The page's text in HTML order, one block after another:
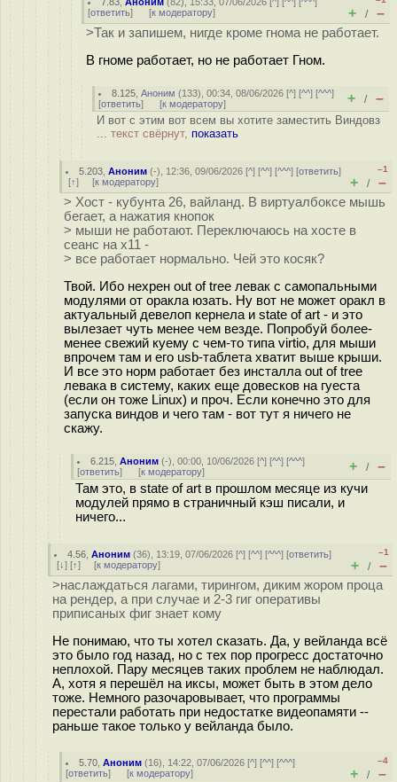
[ответить] [к модератору] + / –
>Так и запишем, нигде кроме гнома не работает.
В гноме работает, но не работает Гном.
8.125 ,Аноним (133), 00:34, 08/06/2026 [^] [^^] [^^^]
[ответить] [к модератору] + / –
И вот с этим вот всем вы хотите заместить Виндовз
... текст свёрнут, показать
5.203 ,Аноним (-), 12:36, 09/06/2026 [^] [^^] [^^^] [ответить]
[↑] [к модератору]
–1
+ / –
> Хост - кубунта 26, вайланд. В виртуалбоксе мышь
бегает, а нажатия кнопок
> мыши не работают. Переключаюсь на хосте в
сеанс на х11 -
> все работает нормально. Чей это косяк?
Твой. Ибо нехрен out of tree левак с самопальными
модулями от оракла юзать. Ну вот не может оракл в
актуальный девелоп кернела и state of art - и это
вылезает чуть менее чем везде. Попробуй более-
менее свежий куему с чем-то типа virtio, для мыши
впрочем там и его usb-таблета хватит выше крыши.
И все это норм работает без инсталла out of tree
левака в систему, каких еще довесков на гуеста
(если он тоже Linux) и проч. Если конечно это для
запуска виндов и чего там - вот тут я ничего не
скажу.
6.215 ,Аноним (-), 00:00, 10/06/2026 [^] [^^] [^^^]
[ответить] [к модератору] + / –
Там это, в state of art в прошлом месяце из кучи
модулей прямо в страничный кэш писали, и
ничего...
4.56 ,Аноним (36), 13:19, 07/06/2026 [^] [^^] [^^^] [ответить]
[↓] [↑] [к модератору]
–1
+ / –
>наслаждаться лагами, тирингом, диким жором проца
на рендер, а при случае и 2-3 гиг оперативы
приписаных фиг знает кому
Не понимаю, что ты хотел сказать. Да, у вейланда всё
это было год назад, но с тех пор прогресс достаточно
неплохой. Пару месяцев таких проблем не наблюдал.
А, хотя я перешёл на иксы, может быть в этом дело
тоже. Немного разочаровывает, что программы
перестали работать при недостатке видеопамяти --
раньше такое только у вейланда было.
5.70 ,Аноним (16), 14:22, 07/06/2026 [^] [^^] [^^^]
[ответить] [к модератору]
–4
+ / –